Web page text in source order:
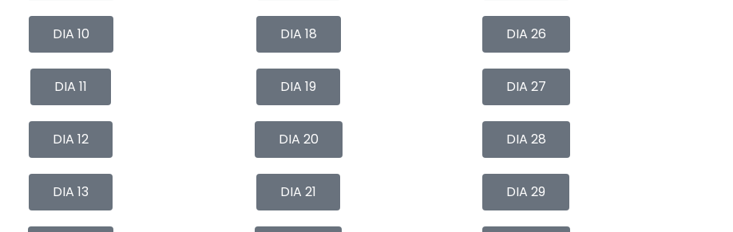
DIA 10
DIA 11
DIA 12
DIA 13
DIA 18
DIA 19
DIA 20
DIA 21
DIA 26
DIA 27
DIA 28
DIA 29